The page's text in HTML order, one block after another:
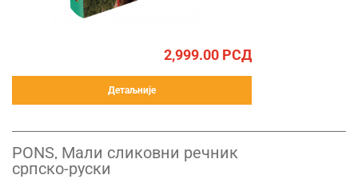
2,999.00 РСД
Детаљније
PONS, Мали сликовни речник
српско-руски